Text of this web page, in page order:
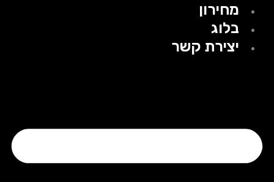
מחירון
בלוג
יצירת קשר